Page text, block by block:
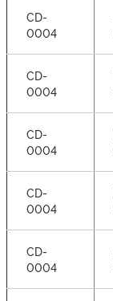
CD-
0004
CD-
0004
CD-
0004
CD-
0004
CD-
0004